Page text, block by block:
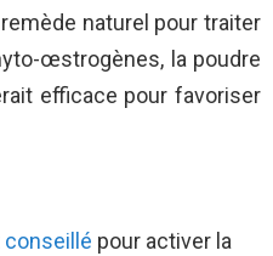
naturel pour traiter
œstrogènes, la poudre
efficace pour favoriser
conseillé pour activer la